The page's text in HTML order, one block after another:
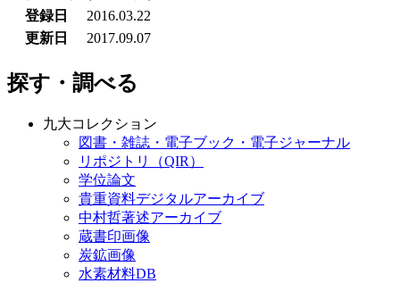
登録日
2016.03.22
更新日
2017.09.07
探す・調べる
九大コレクション
図書・雑誌・電子ブック・電子ジャーナル
リポジトリ（QIR）
学位論文
貴重資料デジタルアーカイブ
中村哲著述アーカイブ
蔵書印画像
炭鉱画像
水素材料DB